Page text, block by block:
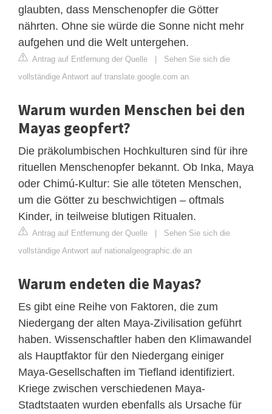
glaubten, dass Menschenopfer die Götter
nährten. Ohne sie würde die Sonne nicht mehr
aufgehen und die Welt untergehen.
Antrag auf Entfernung der Quelle | Sehen Sie sich die
vollständige Antwort auf translate.google.com an
Warum wurden Menschen bei den
Mayas geopfert?
Die präkolumbischen Hochkulturen sind für ihre
rituellen Menschenopfer bekannt. Ob Inka, Maya
oder Chimú-Kultur: Sie alle töteten Menschen,
um die Götter zu beschwichtigen – oftmals
Kinder, in teilweise blutigen Ritualen.
Antrag auf Entfernung der Quelle | Sehen Sie sich die
vollständige Antwort auf nationalgeographic.de an
Warum endeten die Mayas?
Es gibt eine Reihe von Faktoren, die zum
Niedergang der alten Maya-Zivilisation geführt
haben. Wissenschaftler haben den Klimawandel
als Hauptfaktor für den Niedergang einiger
Maya-Gesellschaften im Tiefland identifiziert.
Kriege zwischen verschiedenen Maya-
Stadtstaaten wurden ebenfalls als Ursache für